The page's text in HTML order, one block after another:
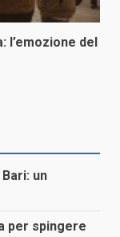
l’emozione del
un
per spingere